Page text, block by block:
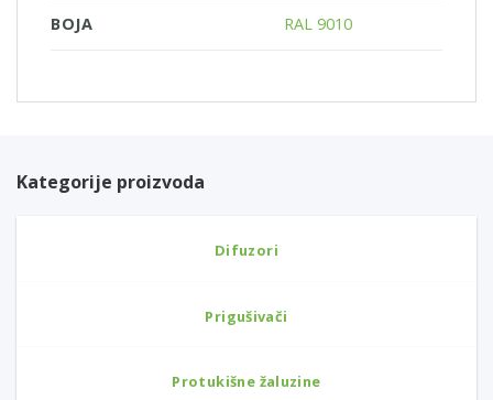
BOJA RAL 9010
Kategorije proizvoda
Difuzori
Prigušivači
Protukišne žaluzine